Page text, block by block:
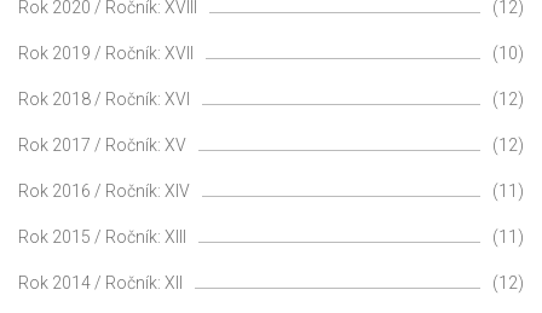
Rok 2020 / Ročník: XVIII (12)
Rok 2019 / Ročník: XVII (10)
Rok 2018 / Ročník: XVI (12)
Rok 2017 / Ročník: XV (12)
Rok 2016 / Ročník: XIV (11)
Rok 2015 / Ročník: XIII (11)
Rok 2014 / Ročník: XII (12)